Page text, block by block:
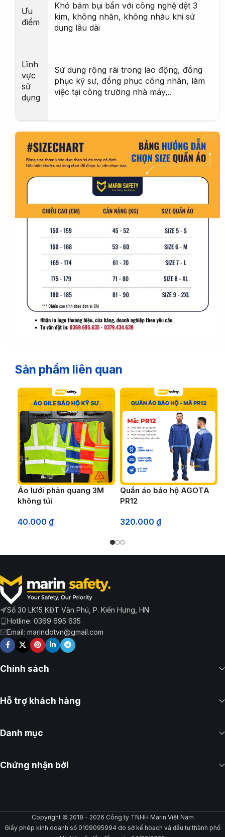
Ưu
điểm
Khó bám bụi bẩn với công nghệ dệt 3
kim, không nhăn, không nhàu khi sử
dụng lâu dài
Lĩnh
vực
sử
dụng
Sử dụng rộng rãi trong lao động, đồng
phục kỹ sư, đồng phục công nhân, làm
việc tại công trường nhà máy,..
Sản phẩm liên quan
Áo lưới phản quang 3M
không túi
40.000 ₫
Quần áo bảo hộ AGOTA
PR12
320.000 ₫
Số 30 LK15 KĐT Văn Phú, P. Kiến Hưng, HN
Hotline: 0369 695 635
Email: marindotvn@gmail.com
Chính sách
Hỗ trợ khách hàng
Danh mục
Chứng nhận bởi
Copyright © 2018 - 2026 Công ty TNHH Marin Việt Nam
Giấy phép kinh doanh số 0109095994 do sở kế hoạch và đầu tư thành phố